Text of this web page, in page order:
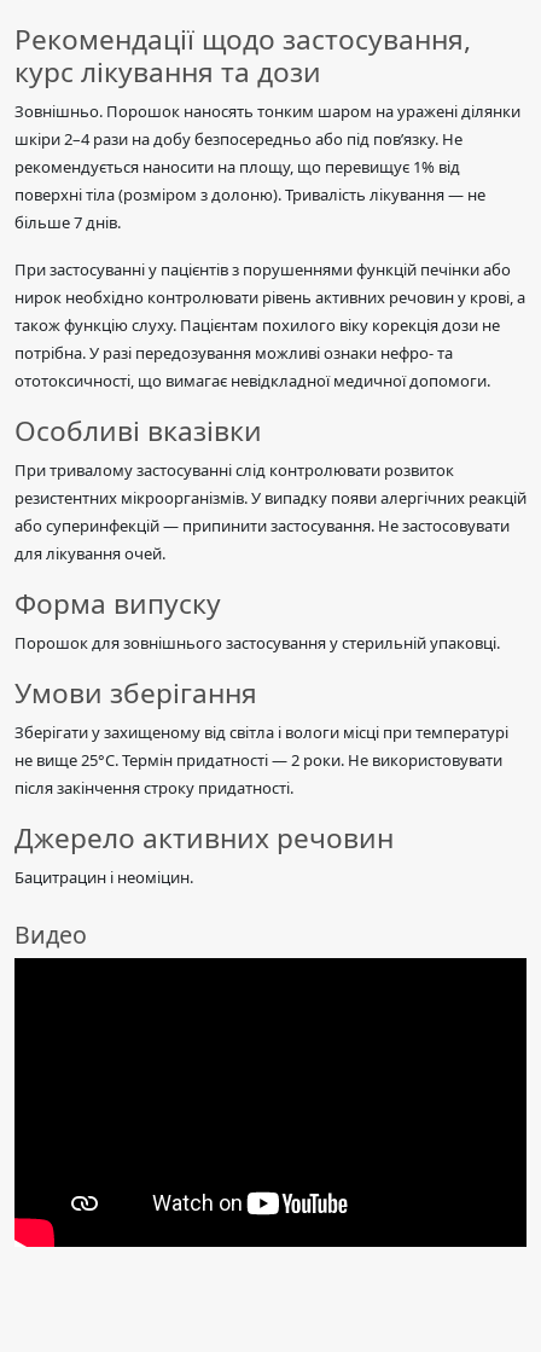
Рекомендації щодо застосування,
курс лікування та дози
Зовнішньо. Порошок наносять тонким шаром на уражені ділянки
шкіри 2–4 рази на добу безпосередньо або під пов’язку. Не
рекомендується наносити на площу, що перевищує 1% від
поверхні тіла (розміром з долоню). Тривалість лікування — не
більше 7 днів.
При застосуванні у пацієнтів з порушеннями функцій печінки або
нирок необхідно контролювати рівень активних речовин у крові, а
також функцію слуху. Пацієнтам похилого віку корекція дози не
потрібна. У разі передозування можливі ознаки нефро- та
ототоксичності, що вимагає невідкладної медичної допомоги.
Особливі вказівки
При тривалому застосуванні слід контролювати розвиток
резистентних мікроорганізмів. У випадку появи алергічних реакцій
або суперинфекцій — припинити застосування. Не застосовувати
для лікування очей.
Форма випуску
Порошок для зовнішнього застосування у стерильній упаковці.
Умови зберігання
Зберігати у захищеному від світла і вологи місці при температурі
не вище 25°C. Термін придатності — 2 роки. Не використовувати
після закінчення строку придатності.
Джерело активних речовин
Бацитрацин і неоміцин.
Видео